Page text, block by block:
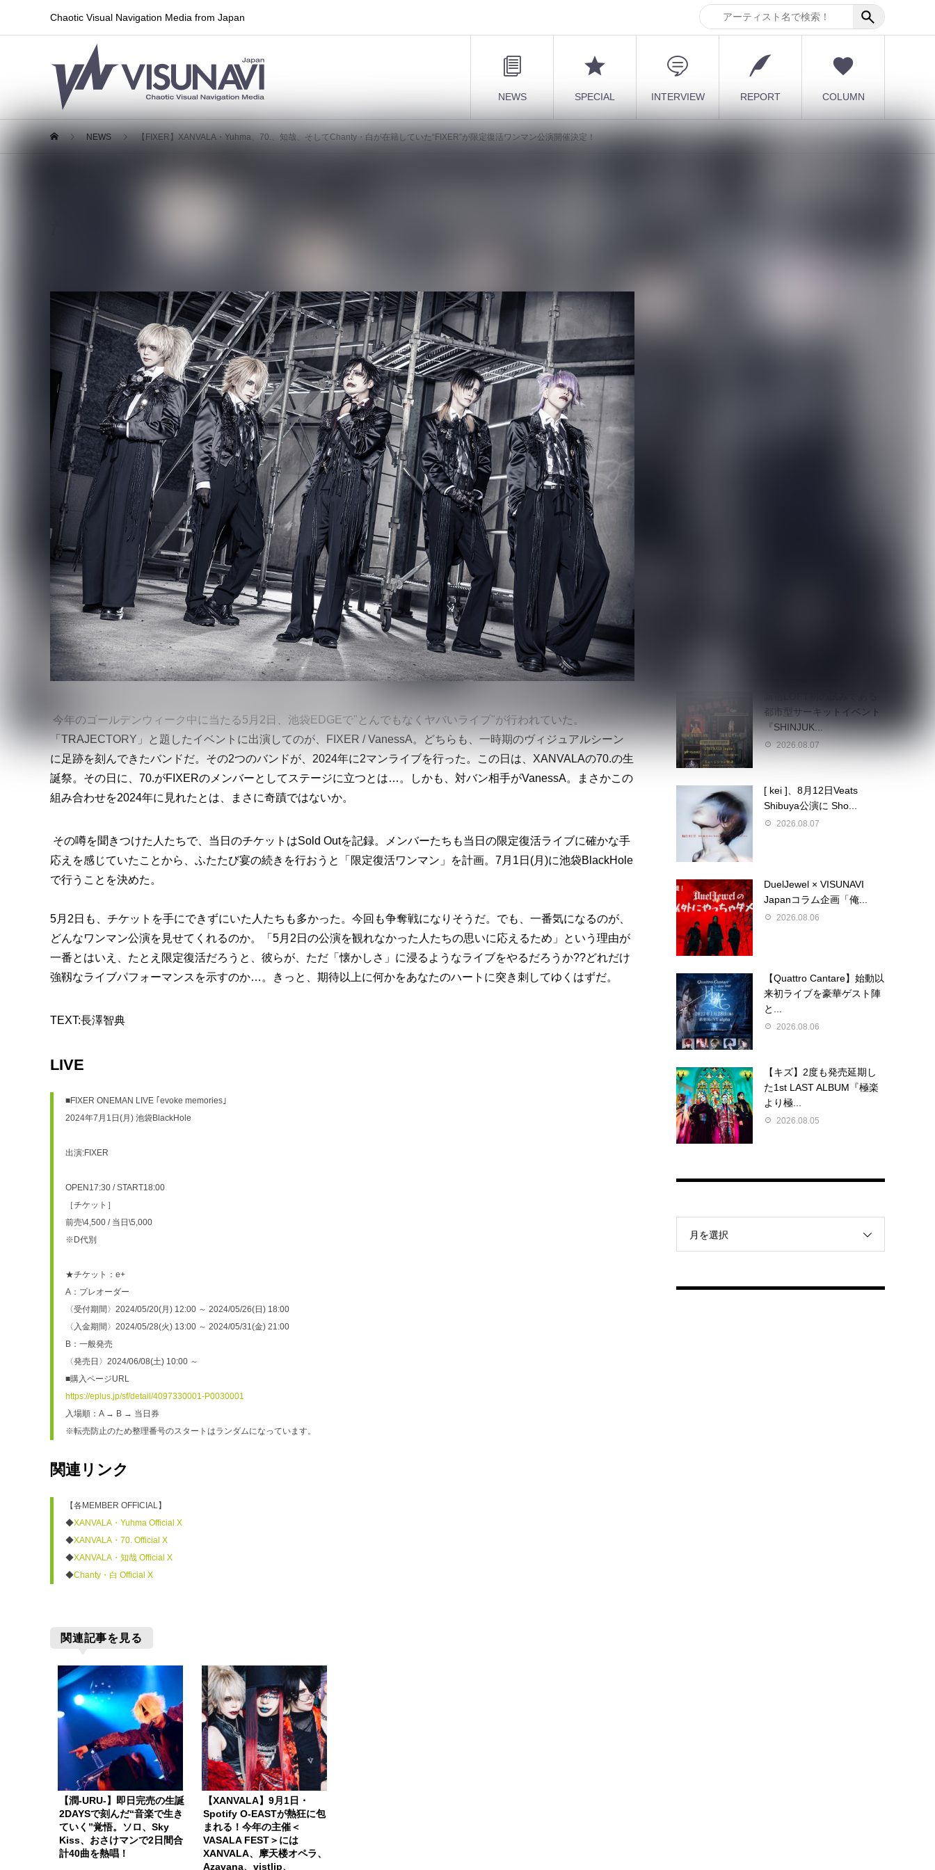
Chaotic Visual Navigation Media from Japan
NEWS SPECIAL INTERVIEW REPORT COLUMN
NEWS 【FIXER】XANVALA・Yuhma、70.、知哉、そしてChanty・白が在籍していた“FIXER”が限定復活ワンマン公演開催決定！
今年のゴールデンウィーク中に当たる5月2日、池袋EDGEで"とんでもなくヤバいライブ"が行われていた。
「TRAJECTORY」と題したイベントに出演してのが、FIXER / VanessA。どちらも、一時期のヴィジュアルシーン
に足跡を刻んできたバンドだ。その2つのバンドが、2024年に2マンライブを行った。この日は、XANVALAの70.の生
誕祭。その日に、70.がFIXERのメンバーとしてステージに立つとは…。しかも、対バン相手がVanessA。まさかこの
組み合わせを2024年に見れたとは、まさに奇蹟ではないか。
その噂を聞きつけた人たちで、当日のチケットはSold Outを記録。メンバーたちも当日の限定復活ライブに確かな手
応えを感じていたことから、ふたたび宴の続きを行おうと「限定復活ワンマン」を計画。7月1日(月)に池袋BlackHole
で行うことを決めた。
5月2日も、チケットを手にできずにいた人たちも多かった。今回も争奪戦になりそうだ。でも、一番気になるのが、
どんなワンマン公演を見せてくれるのか。「5月2日の公演を観れなかった人たちの思いに応えるため」という理由が
一番とはいえ、たとえ限定復活だろうと、彼らが、ただ「懐かしさ」に浸るようなライブをやるだろうか??どれだけ
強靱なライブパフォーマンスを示すのか…。きっと、期待以上に何かをあなたのハートに突き刺してゆくはずだ。
TEXT:長澤智典
LIVE
■FIXER ONEMAN LIVE ｢evoke memories｣
2024年7月1日(月) 池袋BlackHole
出演:FIXER
OPEN17:30 / START18:00
［チケット］
前売\4,500 / 当日\5,000
※D代別
★チケット：e+
A：プレオーダー
〈受付期間〉2024/05/20(月) 12:00 ～ 2024/05/26(日) 18:00
〈入金期間〉2024/05/28(火) 13:00 ～ 2024/05/31(金) 21:00
B：一般発売
〈発売日〉2024/06/08(土) 10:00 ～
■購入ページURL
https://eplus.jp/sf/detail/4097330001-P0030001
入場順：A → B → 当日券
※転売防止のため整理番号のスタートはランダムになっています。
関連リンク
【各MEMBER OFFICIAL】
◆XANVALA・Yuhma Official X
◆XANVALA・70. Official X
◆XANVALA・知哉 Official X
◆Chanty・白 Official X
関連記事を見る
【潤-URU-】即日完売の生誕
2DAYSで刻んだ“音楽で生き
ていく”覚悟。ソロ、Sky
Kiss、おさけマンで2日間合
計40曲を熱唱！
【XANVALA】9月1日・
Spotify O-EASTが熱狂に包
まれる！今年の主催＜
VASALA FEST＞には
XANVALA、摩天楼オペラ、
Azavana、vistlip、
都市型サーキットイベント
『SHINJUK...
2026.08.07
[ kei ]、8月12日Veats
Shibuya公演に Sho...
2026.08.07
DuelJewel × VISUNAVI
Japanコラム企画「俺...
2026.08.06
【Quattro Cantare】始動以
来初ライブを豪華ゲスト陣
と...
2026.08.06
【キズ】2度も発売延期し
た1st LAST ALBUM『極楽
より極...
2026.08.05
月を選択